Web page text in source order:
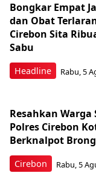
Headline
Bongkar Empat
dan Obat
Cirebon Sita
Sabu
Rabu, 5
Cirebon
Resahkan
Polres Cirebon
Berknalpot Brong
Rabu, 5